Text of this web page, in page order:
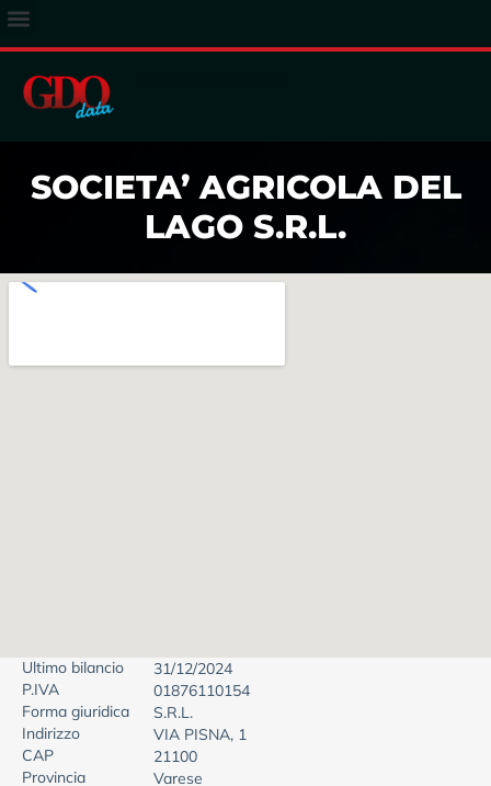
SOCIETA’ AGRICOLA DEL
LAGO S.R.L.
Ultimo bilancio
31/12/2024
P.IVA
01876110154
Forma giuridica
S.R.L.
Indirizzo
VIA PISNA, 1
CAP
21100
Provincia
Varese